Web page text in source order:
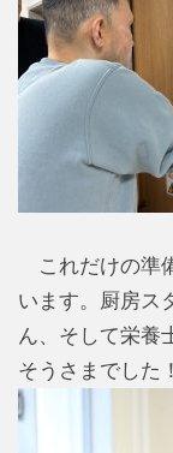
これだけの準
います。厨房ス
ん、そして栄養
そうさまでした